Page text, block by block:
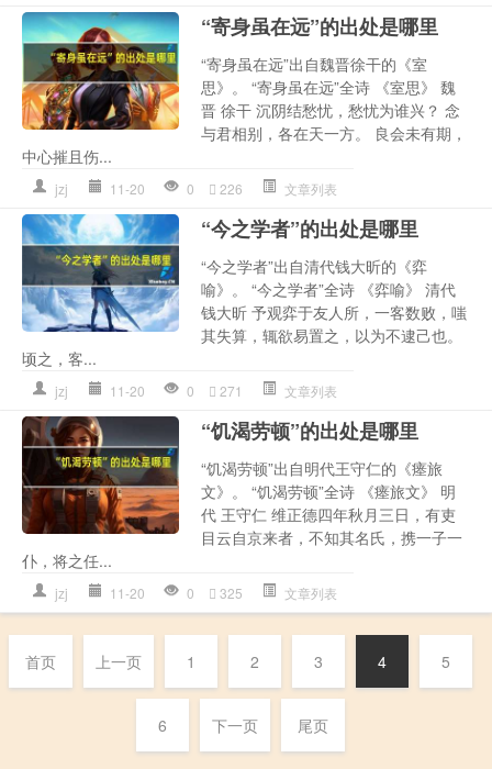
“寄身虽在远”的出处是哪里
“寄身虽在远”出自魏晋徐干的《室
思》。 “寄身虽在远”全诗 《室思》 魏
晋 徐干 沉阴结愁忧，愁忧为谁兴？ 念
与君相别，各在天一方。 良会未有期，
中心摧且伤...
jzj 11-20 0 226 文章列表
“今之学者”的出处是哪里
“今之学者”出自清代钱大昕的《弈
喻》。 “今之学者”全诗 《弈喻》 清代
钱大昕 予观弈于友人所，一客数败，嗤
其失算，辄欲易置之，以为不逮己也。
顷之，客...
jzj 11-20 0 271 文章列表
“饥渴劳顿”的出处是哪里
“饥渴劳顿”出自明代王守仁的《瘗旅
文》。 “饥渴劳顿”全诗 《瘗旅文》 明
代 王守仁 维正德四年秋月三日，有吏
目云自京来者，不知其名氏，携一子一
仆，将之任...
jzj 11-20 0 325 文章列表
首页 上一页 1 2 3 4 5
6 下一页 尾页